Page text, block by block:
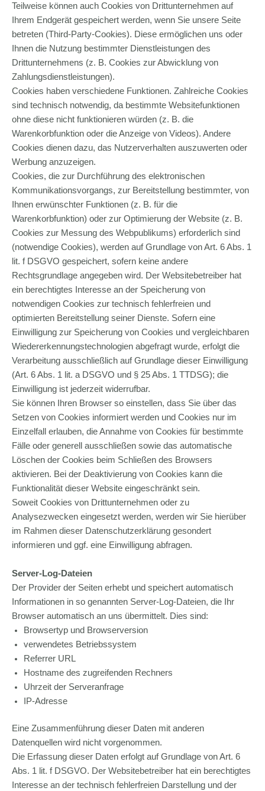
Teilweise können auch Cookies von Drittunternehmen auf
Ihrem Endgerät gespeichert werden, wenn Sie unsere Seite
betreten (Third-Party-Cookies). Diese ermöglichen uns oder
Ihnen die Nutzung bestimmter Dienstleistungen des
Drittunternehmens (z. B. Cookies zur Abwicklung von
Zahlungsdienstleistungen).
Cookies haben verschiedene Funktionen. Zahlreiche Cookies
sind technisch notwendig, da bestimmte Websitefunktionen
ohne diese nicht funktionieren würden (z. B. die
Warenkorbfunktion oder die Anzeige von Videos). Andere
Cookies dienen dazu, das Nutzerverhalten auszuwerten oder
Werbung anzuzeigen.
Cookies, die zur Durchführung des elektronischen
Kommunikationsvorgangs, zur Bereitstellung bestimmter, von
Ihnen erwünschter Funktionen (z. B. für die
Warenkorbfunktion) oder zur Optimierung der Website (z. B.
Cookies zur Messung des Webpublikums) erforderlich sind
(notwendige Cookies), werden auf Grundlage von Art. 6 Abs. 1
lit. f DSGVO gespeichert, sofern keine andere
Rechtsgrundlage angegeben wird. Der Websitebetreiber hat
ein berechtigtes Interesse an der Speicherung von
notwendigen Cookies zur technisch fehlerfreien und
optimierten Bereitstellung seiner Dienste. Sofern eine
Einwilligung zur Speicherung von Cookies und vergleichbaren
Wiedererkennungstechnologien abgefragt wurde, erfolgt die
Verarbeitung ausschließlich auf Grundlage dieser Einwilligung
(Art. 6 Abs. 1 lit. a DSGVO und § 25 Abs. 1 TTDSG); die
Einwilligung ist jederzeit widerrufbar.
Sie können Ihren Browser so einstellen, dass Sie über das
Setzen von Cookies informiert werden und Cookies nur im
Einzelfall erlauben, die Annahme von Cookies für bestimmte
Fälle oder generell ausschließen sowie das automatische
Löschen der Cookies beim Schließen des Browsers
aktivieren. Bei der Deaktivierung von Cookies kann die
Funktionalität dieser Website eingeschränkt sein.
Soweit Cookies von Drittunternehmen oder zu
Analysezwecken eingesetzt werden, werden wir Sie hierüber
im Rahmen dieser Datenschutzerklärung gesondert
informieren und ggf. eine Einwilligung abfragen.
Server-Log-Dateien
Der Provider der Seiten erhebt und speichert automatisch
Informationen in so genannten Server-Log-Dateien, die Ihr
Browser automatisch an uns übermittelt. Dies sind:
Browsertyp und Browserversion
verwendetes Betriebssystem
Referrer URL
Hostname des zugreifenden Rechners
Uhrzeit der Serveranfrage
IP-Adresse
Eine Zusammenführung dieser Daten mit anderen
Datenquellen wird nicht vorgenommen.
Die Erfassung dieser Daten erfolgt auf Grundlage von Art. 6
Abs. 1 lit. f DSGVO. Der Websitebetreiber hat ein berechtigtes
Interesse an der technisch fehlerfreien Darstellung und der